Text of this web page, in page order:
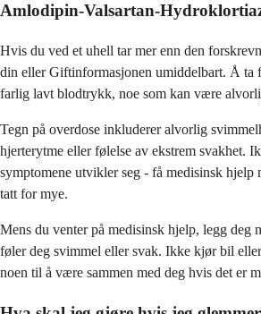
Amlodipin-Valsartan-
Hvis du ved et uhell tar mer enn den
din eller Giftinformasjonen umiddelbart. Å ta
farlig lavt blodtrykk, noe som kan være
Tegn på overdose inkluderer alvorlig
hjerterytme eller følelse av ekstrem svakhet.
symptomene utvikler seg - få medisinsk hjelp
tatt for mye.
Mens du venter på medisinsk hjelp, legg deg
føler deg svimmel eller svak. Ikke kjør bil
noen til å være sammen med deg hvis det er